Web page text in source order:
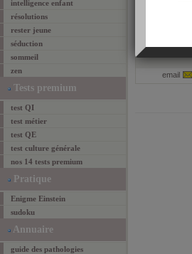
intelligence enfant
résolutions
rester jeune
séduction
sommeil
zen
Tests premium
test QI
test métier
test QE
test culture générale
nos 14 tests premium
Pratique
Enigme Einstein
sudoku
Annuaire
guide des pathologies
email